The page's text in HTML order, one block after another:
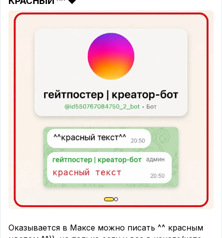
Оказывается в Максе можно писать ^^ красным